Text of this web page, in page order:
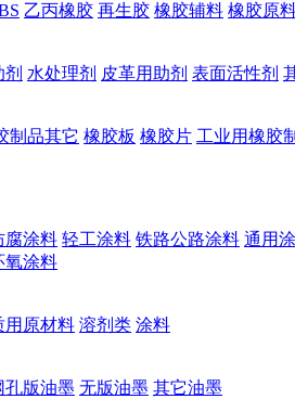
乙丙橡胶 再生胶 橡胶辅料 橡胶原
水处理剂 皮革用助剂 表面活性剂
制品其它 橡胶板 橡胶片 工业用橡胶
腐涂料 轻工涂料 铁路公路涂料 通用
氧涂料
用原材料 溶剂类 涂料
孔版油墨 无版油墨 其它油墨